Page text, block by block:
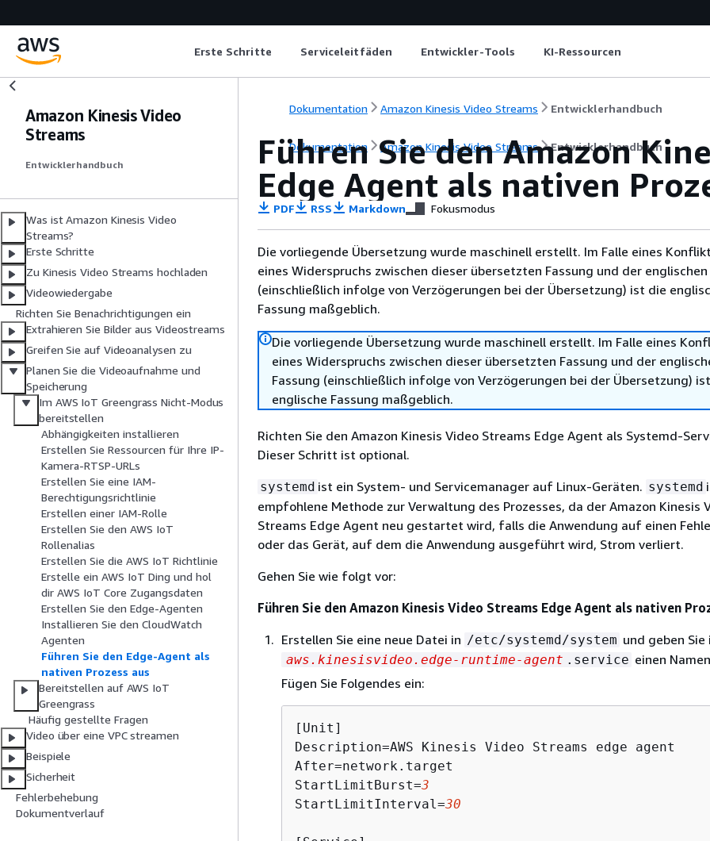
Erste Schritte Serviceleitfäden Entwickler-Tools KI-Ressourcen
Amazon Kinesis Video
Streams
Entwicklerhandbuch
Was ist Amazon Kinesis Video
Streams?
Erste Schritte
Zu Kinesis Video Streams hochladen
Videowiedergabe
Richten Sie Benachrichtigungen ein
Extrahieren Sie Bilder aus Videostreams
Greifen Sie auf Videoanalysen zu
Planen Sie die Videoaufnahme und
Speicherung
Im AWS IoT Greengrass Nicht-Modus
bereitstellen
Abhängigkeiten installieren
Erstellen Sie Ressourcen für Ihre IP-
Kamera-RTSP-URLs
Erstellen Sie eine IAM-
Berechtigungsrichtlinie
Erstellen einer IAM-Rolle
Erstellen Sie den AWS IoT
Rollenalias
Erstellen Sie die AWS IoT Richtlinie
Erstelle ein AWS IoT Ding und hol
dir AWS IoT Core Zugangsdaten
Erstellen Sie den Edge-Agenten
Installieren Sie den CloudWatch
Agenten
Führen Sie den Edge-Agent als
nativen Prozess aus
Bereitstellen auf AWS IoT
Greengrass
Häufig gestellte Fragen
Video über eine VPC streamen
Beispiele
Sicherheit
Fehlerbehebung
Dokumentverlauf
Dokumentation Amazon Kinesis Video Streams Entwicklerhandbuch
Dokumentation Amazon Kinesis Video Streams Entwicklerhandbuch
Führen Sie den Amazon
Edge Agent als nativen
PDF RSS Markdown Fokusmodus
Die vorliegende Übersetzung wurde maschinell erstellt. Im Falle eines
eines Widerspruchs zwischen dieser übersetzten Fassung und der englischen
(einschließlich infolge von Verzögerungen bei der Übersetzung) ist die
Fassung maßgeblich.
Die vorliegende Übersetzung wurde maschinell erstellt. Im Falle eines
eines Widerspruchs zwischen dieser übersetzten Fassung und der
Fassung (einschließlich infolge von Verzögerungen bei der Übersetzung)
englische Fassung maßgeblich.
Richten Sie den Amazon Kinesis Video Streams Edge Agent als Systemd-
Dieser Schritt ist optional.
systemd ist ein System- und Servicemanager auf Linux-Geräten. systemd
empfohlene Methode zur Verwaltung des Prozesses, da der Amazon Kinesis
Streams Edge Agent neu gestartet wird, falls die Anwendung auf einen
oder das Gerät, auf dem die Anwendung ausgeführt wird, Strom verliert.
Gehen Sie wie folgt vor:
Führen Sie den Amazon Kinesis Video Streams Edge Agent als nativen
Erstellen Sie eine neue Datei in /etc/systemd/system und geben Sie
aws.kinesisvideo.edge-runtime-agent .service einen
Fügen Sie Folgendes ein:
[Unit]
Description=AWS Kinesis Video Streams edge agent
After=network.target
StartLimitBurst=3
StartLimitInterval=30